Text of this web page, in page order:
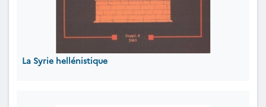
La Syrie hellénistique